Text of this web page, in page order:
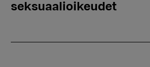
seksuaalioikeudet